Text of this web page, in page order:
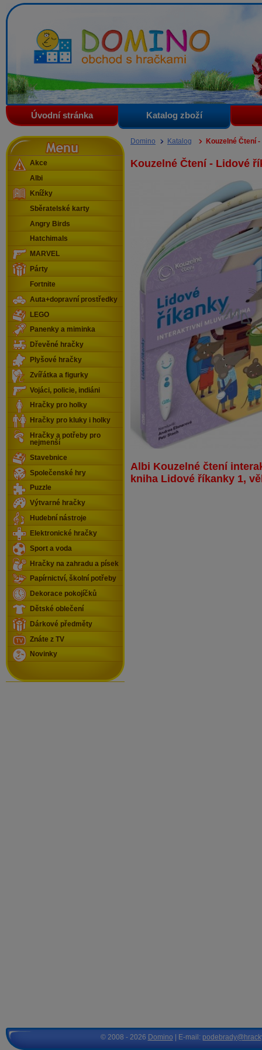
Domino - obchod s hračkami
Úvodní stránka Katalog zboží
Domino Katalog Kouzelné Čtení
Kouzelné Čtení - Lidové
Albi Kouzelné čtení
kniha Lidové říkanky 1,
Menu
Akce
Albi
Knížky
Sběratelské karty
Angry Birds
Hatchimals
MARVEL
Párty
Fortnite
Auta+dopravní prostředky
LEGO
Panenky a miminka
Dřevěné hračky
Plyšové hračky
Zvířátka a figurky
Vojáci, policie, indiáni
Hračky pro holky
Hračky pro kluky i holky
Hračky a potřeby pro
nejmenší
Stavebnice
Společenské hry
Puzzle
Výtvarné hračky
Hudební nástroje
Elektronické hračky
Sport a voda
Hračky na zahradu a písek
Papírnictví, školní potřeby
Dekorace pokojíčků
Dětské oblečení
Dárkové předměty
Znáte z TV
Novinky
© 2008 - 2026 Domino | E-mail: